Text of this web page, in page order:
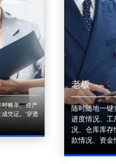
账单、资产
凭证。'穿透
老板
随时随地一键
进度情况、工
况、仓库库存
款情况、资金